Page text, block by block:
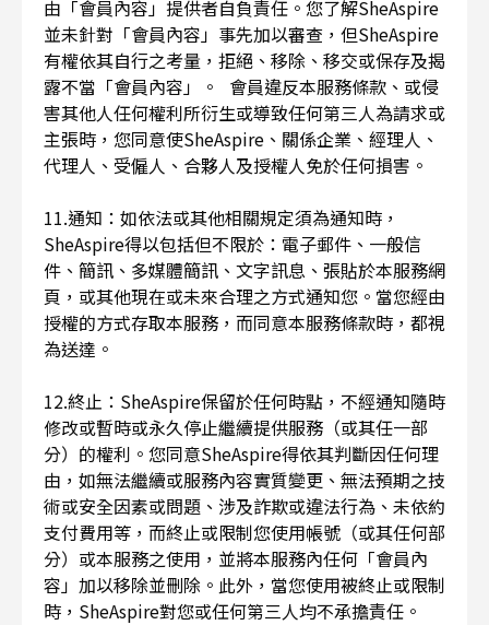
由「會員內容」提供者自負責任。您了解SheAspire
並未針對「會員內容」事先加以審查，但SheAspire
有權依其自行之考量，拒絕、移除、移交或保存及揭
露不當「會員內容」。 會員違反本服務條款、或侵
害其他人任何權利所衍生或導致任何第三人為請求或
主張時，您同意使SheAspire、關係企業、經理人、
代理人、受僱人、合夥人及授權人免於任何損害。
11.通知：如依法或其他相關規定須為通知時，
SheAspire得以包括但不限於：電子郵件、一般信
件、簡訊、多媒體簡訊、文字訊息、張貼於本服務網
頁，或其他現在或未來合理之方式通知您。當您經由
授權的方式存取本服務，而同意本服務條款時，都視
為送達。
12.終止：SheAspire保留於任何時點，不經通知隨時
修改或暫時或永久停止繼續提供服務（或其任一部
分）的權利。您同意SheAspire得依其判斷因任何理
由，如無法繼續或服務內容實質變更、無法預期之技
術或安全因素或問題、涉及詐欺或違法行為、未依約
支付費用等，而終止或限制您使用帳號（或其任何部
分）或本服務之使用，並將本服務內任何「會員內
容」加以移除並刪除。此外，當您使用被終止或限制
時，SheAspire對您或任何第三人均不承擔責任。